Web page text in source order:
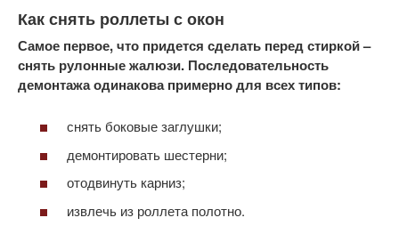
Как снять роллеты с окон
Самое первое, что придется сделать перед стиркой –
снять рулонные жалюзи. Последовательность
демонтажа одинакова примерно для всех типов:
снять боковые заглушки;
демонтировать шестерни;
отодвинуть карниз;
извлечь из роллета полотно.